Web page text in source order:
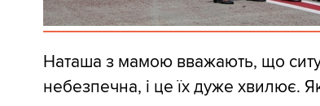
Наташа з мамою вважають, що
небезпечна, і це їх дуже хвилює.